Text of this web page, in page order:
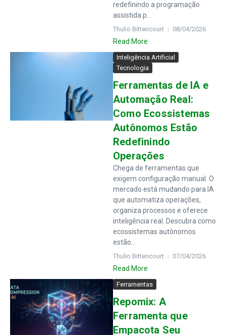
redefinindo a programação
assistida p...
Thulio Bittencourt 08/04/2026
Read More
Inteligência Artificial
Tecnologia
Ferramentas de IA e
Automação Real:
Como Ecossistemas
Autônomos Estão
Redefinindo
Operações
Chega de ferramentas que
exigem configuração manual. O
mercado está mudando para IA
que automatiza operações,
organiza processos e oferece
inteligência real. Descubra como
ecossistemas autônomos
estão...
Thulio Bittencourt 07/04/2026
Read More
Ferramentas
Repomix: A
Ferramenta que
Empacota Seu